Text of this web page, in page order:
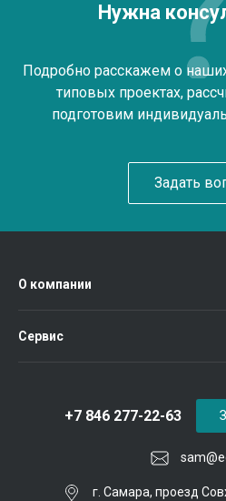
Нужна
Подробно расскажем о
типовых проектах,
подготовим
Задать
О компании
Сервис
+7 846 277-22-63
г. Самара, проезд